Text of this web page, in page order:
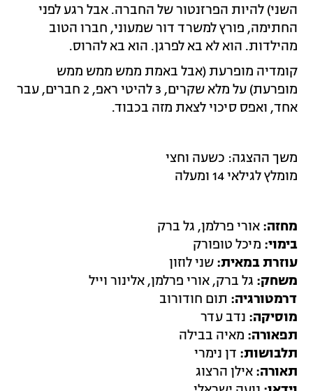
השני) להיות הפרזנטור של החברה. אבל רגע לפני
החתימה, פורץ למשרד דור שמעוני, חברו הטוב
מהילדות. הוא לא בא לפרגן. הוא בא להרוס.
קומדיה מופרעת (אבל באמת ממש ממש ממש
מופרעת) על מלא שקרים, 3 להיטי ראפ, 2 חברים, עבר
אחד, ואפס סיכוי לצאת מזה בכבוד.
משך ההצגה: כשעה וחצי
מומלץ לגילאי 14 ומעלה
מחזה: אורי פרלמן, גל ברק
בימוי: מיכל טופורק
עוזרת במאית: שני לוזון
משחק: גל ברק, אורי פרלמן, אלינור וייל
דרמטורגיה: תום חודורוב
מוסיקה: נדב עדר
תפאורה: מאיה בבילה
תלבושות: דן נימרי
תאורה: אילן הרצוג